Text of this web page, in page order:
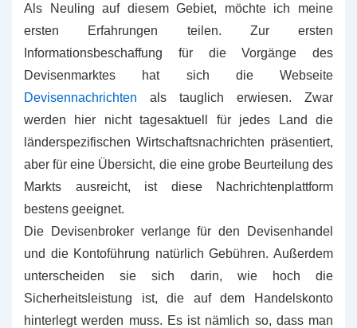
Als Neuling auf diesem Gebiet, möchte ich meine
ersten Erfahrungen teilen. Zur ersten
Informationsbeschaffung für die Vorgänge des
Devisenmarktes hat sich die Webseite
Devisennachrichten als tauglich erwiesen. Zwar
werden hier nicht tagesaktuell für jedes Land die
länderspezifischen Wirtschaftsnachrichten präsentiert,
aber für eine Übersicht, die eine grobe Beurteilung des
Markts ausreicht, ist diese Nachrichtenplattform
bestens geeignet.
Die Devisenbroker verlange für den Devisenhandel
und die Kontoführung natürlich Gebühren. Außerdem
unterscheiden sie sich darin, wie hoch die
Sicherheitsleistung ist, die auf dem Handelskonto
hinterlegt werden muss. Es ist nämlich so, dass man